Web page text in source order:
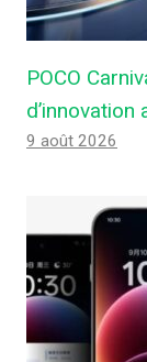
POCO
9 août 2026